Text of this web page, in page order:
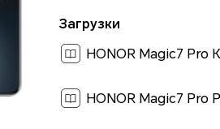
Загрузки